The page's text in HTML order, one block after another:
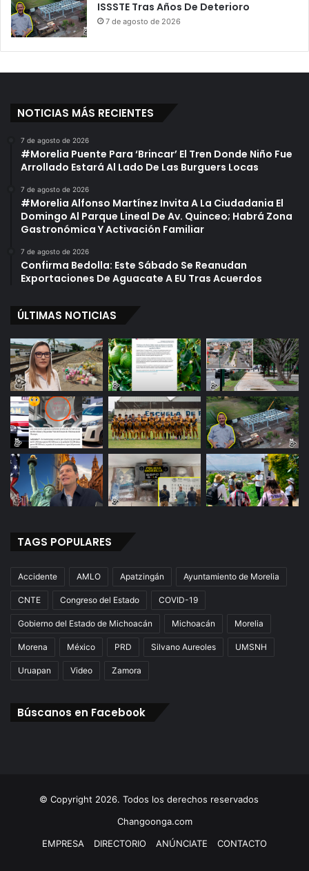
ISSSTE Tras Años De Deterioro
7 de agosto de 2026
NOTICIAS MÁS RECIENTES
7 de agosto de 2026
#Morelia Puente Para ‘Brincar’ El Tren Donde Niño Fue
Arrollado Estará Al Lado De Las Burguers Locas
7 de agosto de 2026
#Morelia Alfonso Martínez Invita A La Ciudadania El
Domingo Al Parque Lineal De Av. Quinceo; Habrá Zona
Gastronómica Y Activación Familiar
7 de agosto de 2026
Confirma Bedolla: Este Sábado Se Reanudan
Exportaciones De Aguacate A EU Tras Acuerdos
ÚLTIMAS NOTICIAS
TAGS POPULARES
Accidente AMLO Apatzingán Ayuntamiento de Morelia
CNTE Congreso del Estado COVID-19
Gobierno del Estado de Michoacán Michoacán Morelia
Morena México PRD Silvano Aureoles UMSNH
Uruapan Video Zamora
Búscanos en Facebook
© Copyright 2026. Todos los derechos reservados
Changoonga.com
EMPRESA
DIRECTORIO ANÚNCIATE CONTACTO